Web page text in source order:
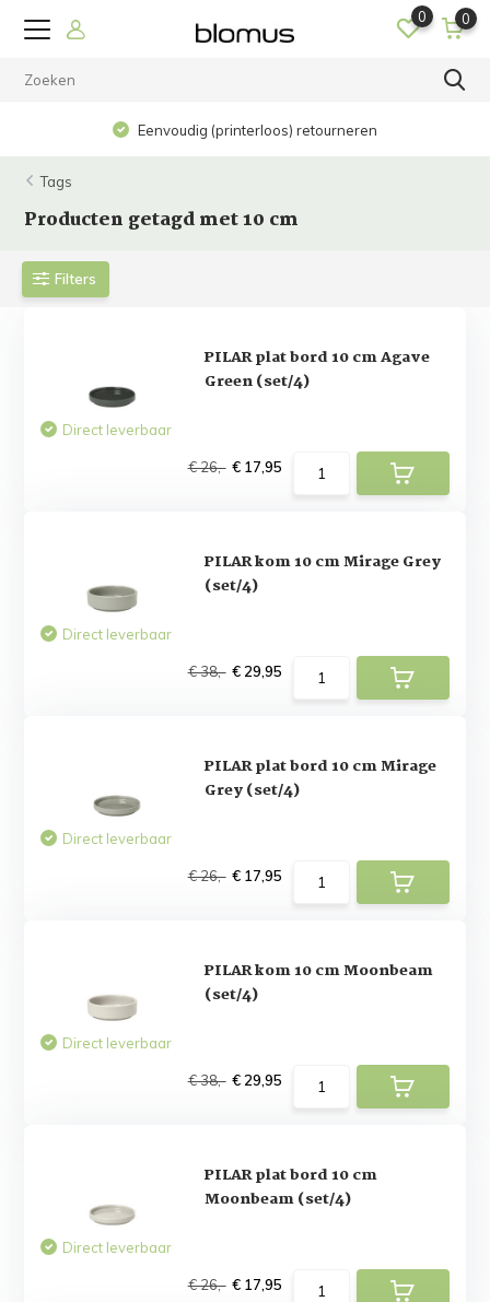
0 0
Eenvoudig (printerloos) retourneren
Tags
Producten getagd met 10 cm
Filters
PILAR plat bord 10 cm Agave
Green (set/4)
Direct leverbaar
€ 26,- € 17,95
PILAR kom 10 cm Mirage Grey
(set/4)
Direct leverbaar
€ 38,- € 29,95
PILAR plat bord 10 cm Mirage
Grey (set/4)
Direct leverbaar
€ 26,- € 17,95
PILAR kom 10 cm Moonbeam
(set/4)
Direct leverbaar
€ 38,- € 29,95
PILAR plat bord 10 cm
Moonbeam (set/4)
Direct leverbaar
€ 26,- € 17,95